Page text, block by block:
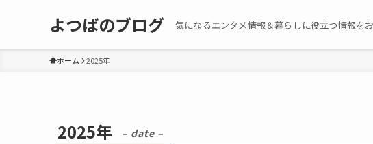
よつばのブログ 気になるエンタメ情報＆暮らしに役立つ情報を
ホーム 2025年
2025年 – date –